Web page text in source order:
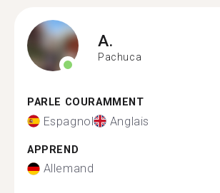
A.
Pachuca
PARLE COURAMMENT
Espagnol Anglais
APPREND
Allemand